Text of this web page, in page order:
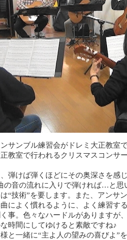
サンブル練習会がドレミ大正教室
教室で行われるクリスマスコンサ
弾けば弾くほどにその奥深さを感
の音の流れに入りで弾ければ…と思
“技術”を要します。また、アンサ
によく慣れるように、よく練習す
事。色々なハードルがありますが
時間にしてゆけると素敵ですね♪
と一緒に“主よ人の望みの喜びよ”